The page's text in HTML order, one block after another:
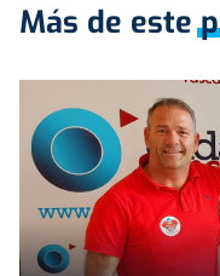
Más de este